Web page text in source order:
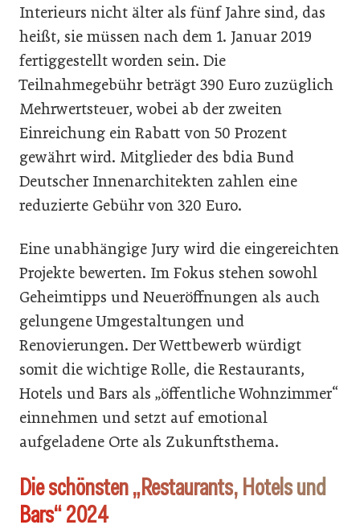
Interieurs nicht älter als fünf Jahre sind, das
heißt, sie müssen nach dem 1. Januar 2019
fertiggestellt worden sein. Die
Teilnahmegebühr beträgt 390 Euro zuzüglich
Mehrwertsteuer, wobei ab der zweiten
Einreichung ein Rabatt von 50 Prozent
gewährt wird. Mitglieder des bdia Bund
Deutscher Innenarchitekten zahlen eine
reduzierte Gebühr von 320 Euro.
Eine unabhängige Jury wird die eingereichten
Projekte bewerten. Im Fokus stehen sowohl
Geheimtipps und Neueröffnungen als auch
gelungene Umgestaltungen und
Renovierungen. Der Wettbewerb würdigt
somit die wichtige Rolle, die Restaurants,
Hotels und Bars als „öffentliche Wohnzimmer“
einnehmen und setzt auf emotional
aufgeladene Orte als Zukunftsthema.
Die schönsten „Restaurants, Hotels und
Bars“ 2024